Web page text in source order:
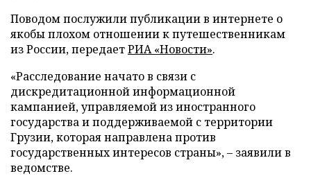
Поводом послужили публикации в интернете о
якобы плохом отношении к путешественникам
из России, передаетРИА «Новости».
«Расследование начато в связи с
дискредитационной информационной
кампанией, управляемой из иностранного
государства и поддерживаемой с территории
Грузии, которая направлена против
государственных интересов страны», – заявили в
ведомстве.